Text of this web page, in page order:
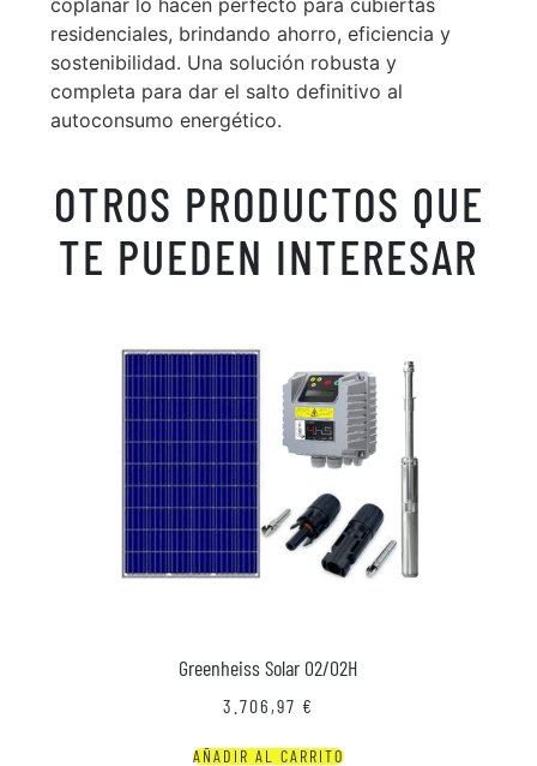
coplanar lo hacen perfecto para cubiertas
residenciales, brindando ahorro, eficiencia y
sostenibilidad. Una solución robusta y
completa para dar el salto definitivo al
autoconsumo energético.
OTROS PRODUCTOS QUE
TE PUEDEN INTERESAR
Greenheiss Solar 02/02H
3.706,97 €
AÑADIR AL CARRITO